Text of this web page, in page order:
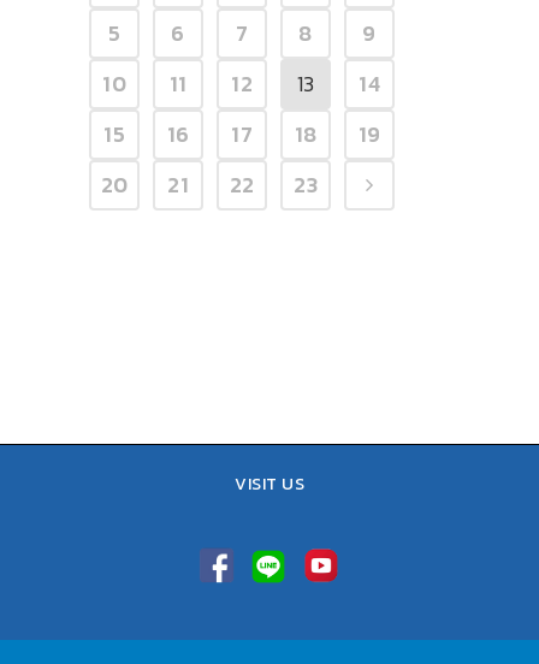
5
6 7 8
9
10
11 12 13
14
15
16 17 18
19
20
21 22 23
VISIT US